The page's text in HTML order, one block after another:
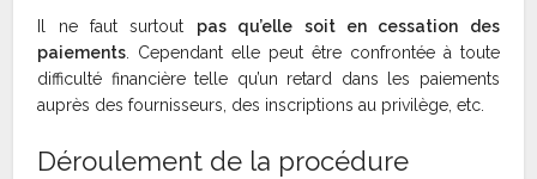
Il ne faut surtout pas qu’elle soit en cessation des
paiements. Cependant elle peut être confrontée à toute
difficulté financière telle qu’un retard dans les paiements
auprès des fournisseurs, des inscriptions au privilège, etc.
Déroulement de la procédure